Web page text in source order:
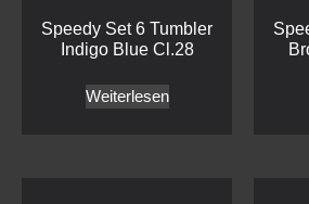
Speedy Set 6 Tumbler
Indigo Blue Cl.28
Weiterlesen